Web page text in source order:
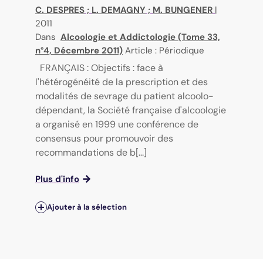
C. DESPRES ; L. DEMAGNY ; M. BUNGENER |
2011
Dans Alcoologie et Addictologie (Tome 33,
n°4, Décembre 2011) Article : Périodique
FRANÇAIS : Objectifs : face à
l'hétérogénéité de la prescription et des
modalités de sevrage du patient alcoolo-
dépendant, la Société française d'alcoologie
a organisé en 1999 une conférence de
consensus pour promouvoir des
recommandations de b[...]
Plus d'info
Ajouter à la sélection